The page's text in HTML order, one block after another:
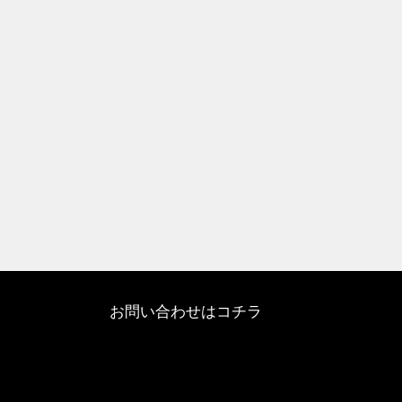
お問い合わせはコチラ